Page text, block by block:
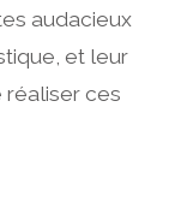
audacieux
et leur
réaliser ces